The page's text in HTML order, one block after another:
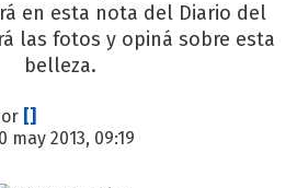
en esta nota del Diario del
las fotos y opiná sobre esta
belleza.
[]
may 2013, 09:19